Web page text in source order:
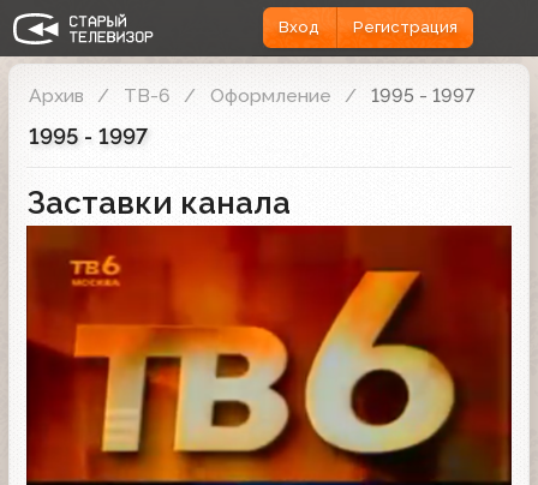
Вход Регистрация
Архив ТВ-6 Оформление 1995 - 1997
1995 - 1997
Заставки канала